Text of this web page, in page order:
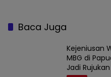
Baca Juga
Kejeniusan
MBG di
Jadi